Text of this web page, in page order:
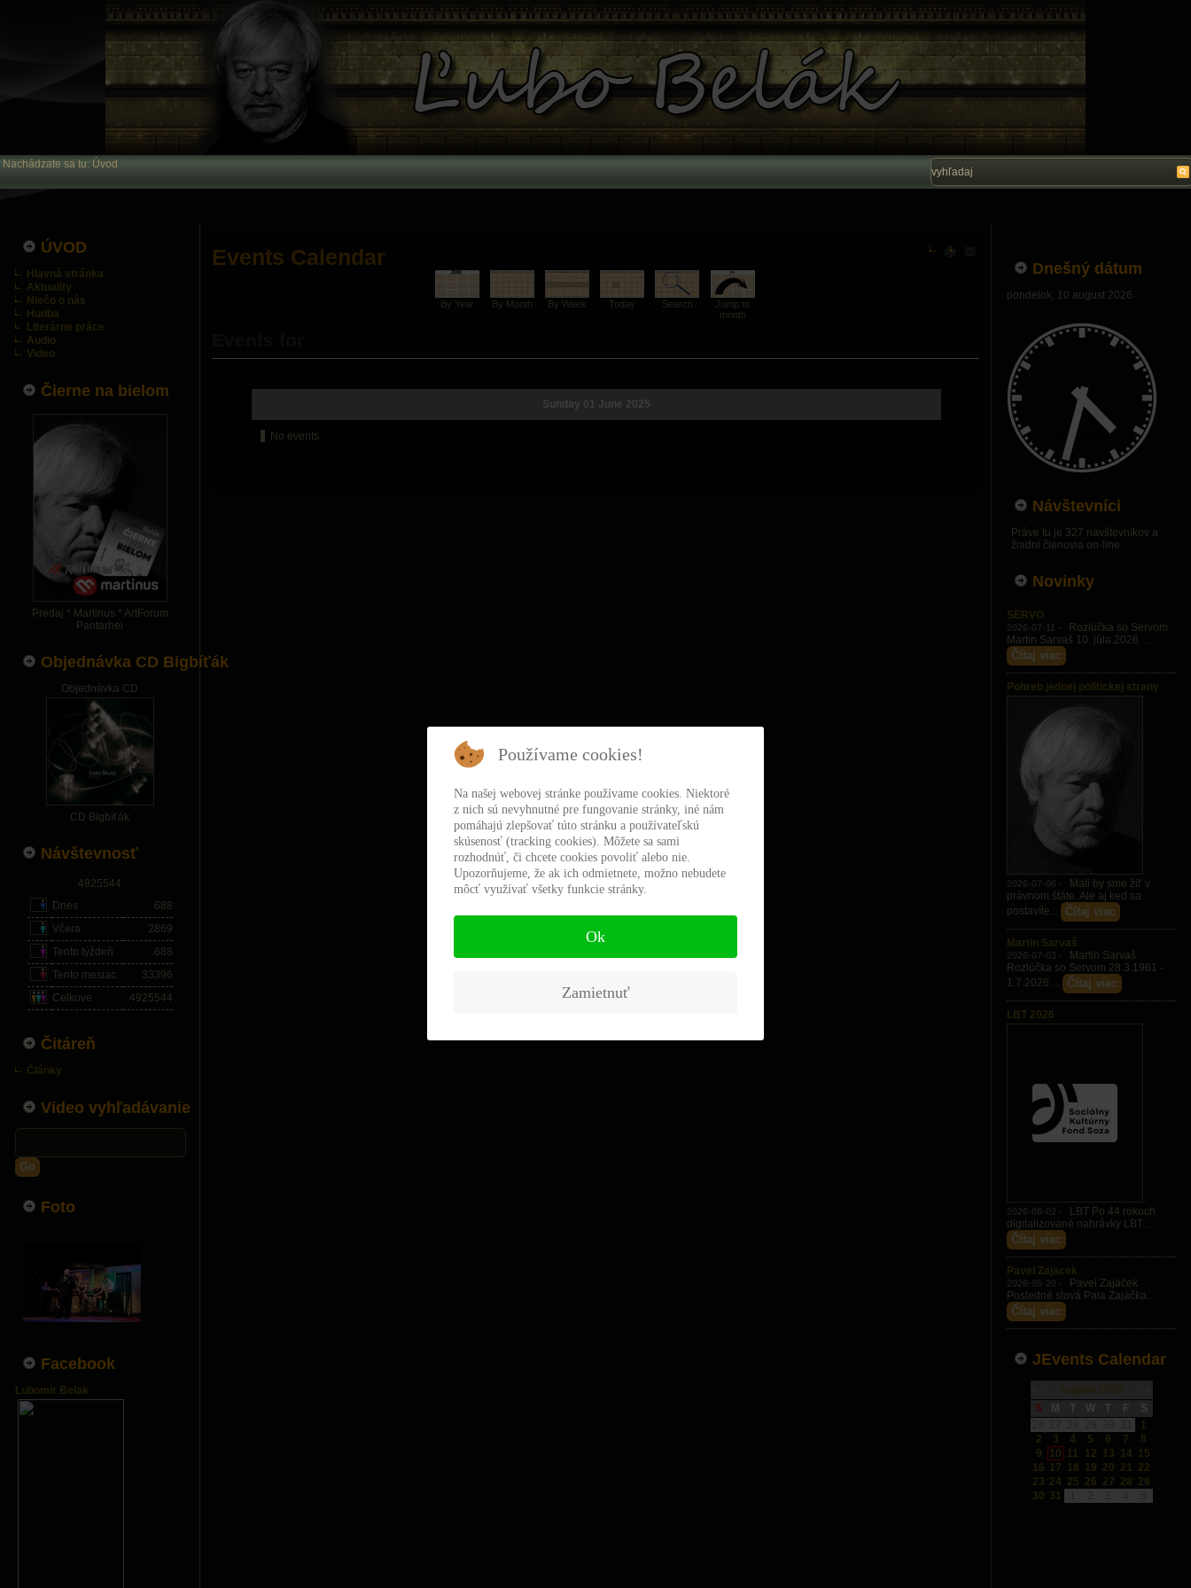
Nachádzate sa tu: Úvod
ÚVOD
Hlavná stránka
Aktuality
Niečo o nás
Hudba
Literárne práce
Audio
Video
Čierne na bielom
Predaj * Martinus * ArtForum
Pantarhei
Objednávka CD Bigbíťák
Objednávka CD
CD Bigbíťák
Návštevnosť
4925544
Dnes
688
Včera
2869
Tento týždeň
688
Tento mesiac
33396
Celkove
4925544
Čitáreň
Články
Video vyhľadávanie
Go
Foto
Facebook
Lubomir Belak
Events Calendar
By Year By Month By Week Today Search
Jump to
month
Sunday 01 June 2025
No events
Dnešný dátum
pondelok, 10 august 2026
Návštevníci
Práve tu je 327 návštevníkov a
žiadni členovia on-line
Novinky
SERVO
2026-07-11 -
Rozlúčka so Servom
Martin Sarvaš 10. júla.2026 ...
Čítaj viac
Pohreb jednej politickej strany
2026-07-06 -
Mali by sme žiť v
právnom štáte. Ale aj keď sa
postavíte...
Čítaj viac
Martin Sarvaš
2026-07-03 -
Martin Sarvaš
Rozlúčka so Servom 28.3.1961 -
1.7.2026 ...
Čítaj viac
LBT 2026
2026-06-02 -
LBT Po 44 rokoch
digitalizované nahrávky LBT...
Čítaj viac
Pavel Zajacek
2026-05-20 -
Pavel Zajáček
Posledné slová Pala Zajáčka...
Čítaj viac
JEvents Calendar
August 2026
S
M T W T F
S
1
2
3 4 5 6 7
8
9
10 11 12 13 14
15
16 17 18 19 20 21 22
23 24 25 26 27 28 29
30 31
Používame cookies!
Na našej webovej stránke používame cookies. Niektoré
z nich sú nevyhnutné pre fungovanie stránky, iné nám
pomáhajú zlepšovať túto stránku a používateľskú
skúsenosť (tracking cookies). Môžete sa sami
rozhodnúť, či chcete cookies povoliť alebo nie.
Upozorňujeme, že ak ich odmietnete, možno nebudete
môcť využívať všetky funkcie stránky.
Ok
Zamietnuť